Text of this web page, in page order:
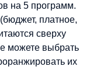
на 5 программ.
платное,
сверху
можете выбрать
их